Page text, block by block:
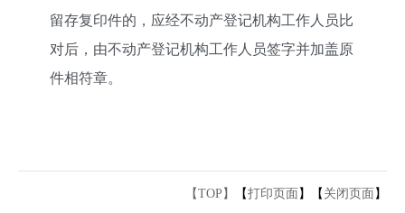
留存复印件的，应经不动产登记机构工作人员比
对后，由不动产登记机构工作人员签字并加盖原
件相符章。
【TOP】 【打印页面 】【 关闭页面 】